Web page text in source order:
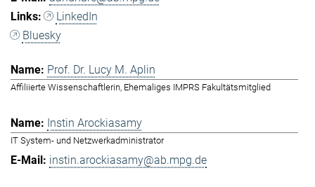
LinkedIn
Bluesky
Prof. Dr. Lucy M. Aplin
Affiliierte Wissenschaftlerin, Ehemaliges IMPRS Fakultätsmitglied
Instin Arockiasamy
IT System- und Netzwerkadministrator
instin.arockiasamy@ab.mpg.de